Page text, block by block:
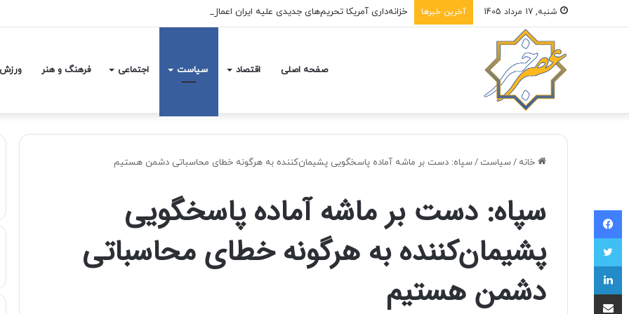
شنبه, 17 مرداد 1405 آخرین خبرها خزانه‌داری آمریکا تحریم‌های جدیدی علیه ایران اعمال کرد
صفحه اصلی اقتصاد سیاست اجتماعی فرهنگ و هنر ورزش
خانه /سیاست /سپاه: دست بر ماشه آماده پاسخگویی پشیمان‌کننده به هرگونه خطای محاسباتی دشمن هستیم
سپاه: دست بر ماشه آماده پاسخگویی
پشیمان‌کننده به هرگونه خطای محاسباتی
دشمن هستیم